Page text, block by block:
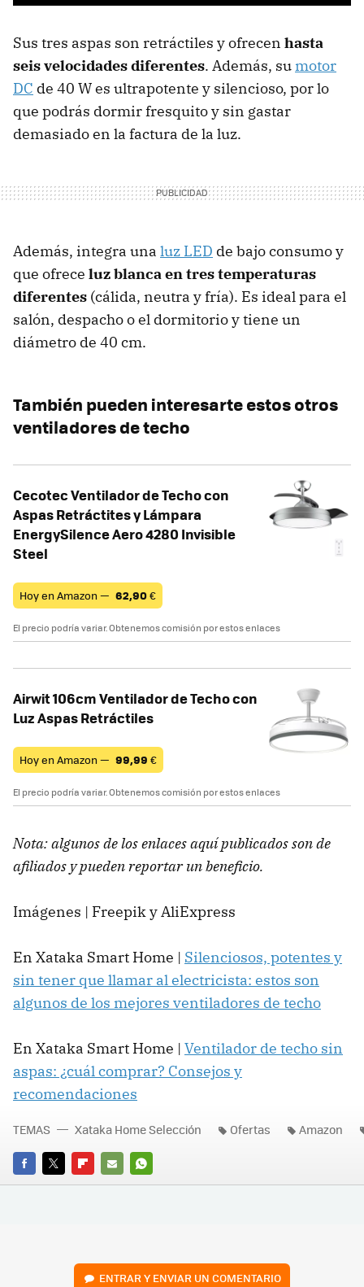
Sus tres aspas son retráctiles y ofrecen hasta
seis velocidades diferentes. Además, su motor
DC de 40 W es ultrapotente y silencioso, por lo
que podrás dormir fresquito y sin gastar
demasiado en la factura de la luz.
Además, integra una luz LED de bajo consumo y
que ofrece luz blanca en tres temperaturas
diferentes (cálida, neutra y fría). Es ideal para el
salón, despacho o el dormitorio y tiene un
diámetro de 40 cm.
También pueden interesarte estos otros
ventiladores de techo
Cecotec Ventilador de Techo con
Aspas Retráctites y Lámpara
EnergySilence Aero 4280 Invisible
Steel
Hoy en Amazon — 62,90€
El precio podría variar. Obtenemos comisión por estos enlaces
Airwit 106cm Ventilador de Techo con
Luz Aspas Retráctiles
Hoy en Amazon — 99,99 €
El precio podría variar. Obtenemos comisión por estos enlaces
Nota: algunos de los enlaces aquí publicados son de
afiliados y pueden reportar un beneficio.
Imágenes | Freepik y AliExpress
En Xataka Smart Home | Silenciosos, potentes y
sin tener que llamar al electricista: estos son
algunos de los mejores ventiladores de techo
En Xataka Smart Home | Ventilador de techo sin
aspas: ¿cuál comprar? Consejos y
recomendaciones
FACEBOOK
TWITTERFLIPBOARD
E-
WHATSAPP
TEMAS Xataka Home Selección Ofertas Amazon
ENTRAR Y ENVIAR UN COMENTARIO